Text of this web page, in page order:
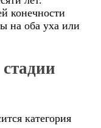
конечности
на оба уха или
категория